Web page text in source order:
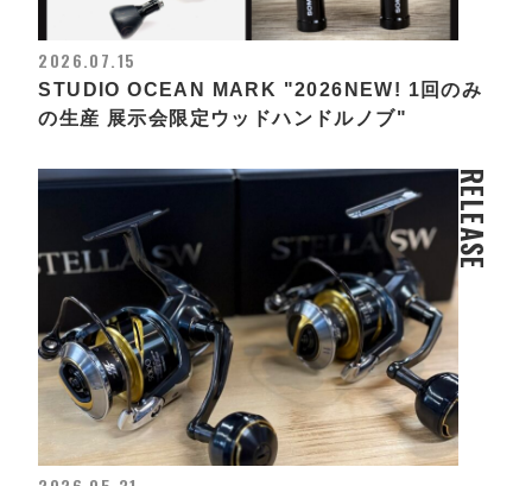
2026.07.15
STUDIO OCEAN MARK "2026NEW! 1回のみ
の生産 展示会限定ウッドハンドルノブ"
RELEASE